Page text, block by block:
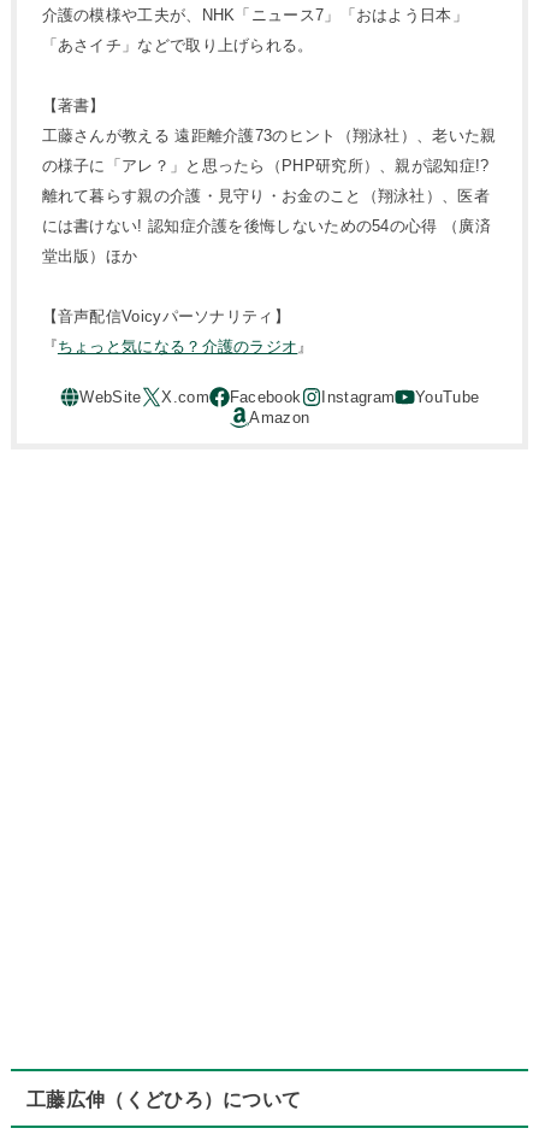
介護の模様や工夫が、NHK「ニュース7」「おはよう日本」
「あさイチ」などで取り上げられる。
【著書】
工藤さんが教える 遠距離介護73のヒント（翔泳社）、老いた親
の様子に「アレ？」と思ったら（PHP研究所）、親が認知症!?
離れて暮らす親の介護・見守り・お金のこと（翔泳社）、医者
には書けない! 認知症介護を後悔しないための54の心得 （廣済
堂出版）ほか
【音声配信Voicyパーソナリティ】
『ちょっと気になる？介護のラジオ』
工藤広伸（くどひろ）について